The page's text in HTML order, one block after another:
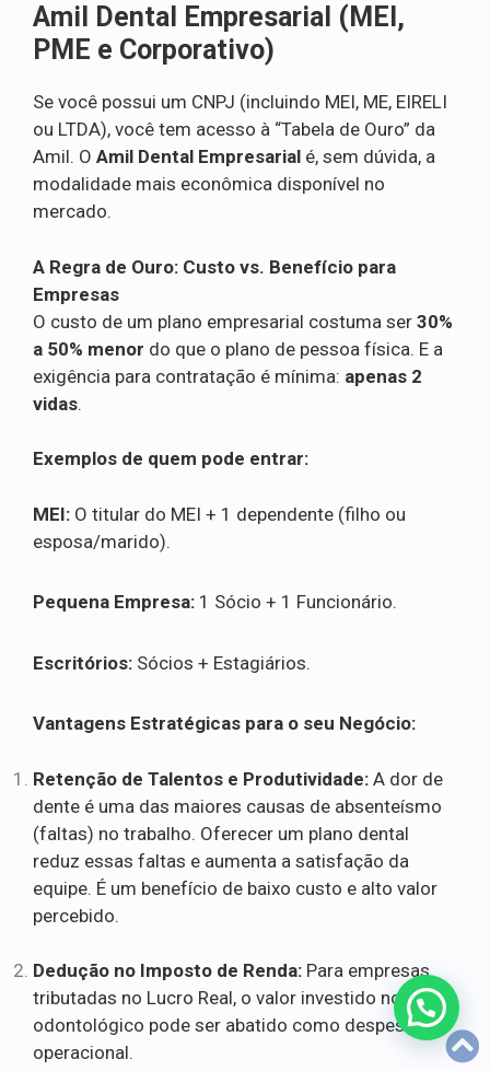
Amil Dental Empresarial (MEI,
PME e Corporativo)
Se você possui um CNPJ (incluindo MEI, ME, EIRELI
ou LTDA), você tem acesso à “Tabela de Ouro” da
Amil. O Amil Dental Empresarial é, sem dúvida, a
modalidade mais econômica disponível no
mercado.
A Regra de Ouro: Custo vs. Benefício para
Empresas
O custo de um plano empresarial costuma ser 30%
a 50% menor do que o plano de pessoa física. E a
exigência para contratação é mínima: apenas 2
vidas.
Exemplos de quem pode entrar:
MEI: O titular do MEI + 1 dependente (filho ou
esposa/marido).
Pequena Empresa: 1 Sócio + 1 Funcionário.
Escritórios: Sócios + Estagiários.
Vantagens Estratégicas para o seu Negócio:
Retenção de Talentos e Produtividade: A dor de
dente é uma das maiores causas de absenteísmo
(faltas) no trabalho. Oferecer um plano dental
reduz essas faltas e aumenta a satisfação da
equipe. É um benefício de baixo custo e alto valor
percebido.
Dedução no Imposto de Renda: Para empresas
tributadas no Lucro Real, o valor investido no plano
odontológico pode ser abatido como despesa
operacional.